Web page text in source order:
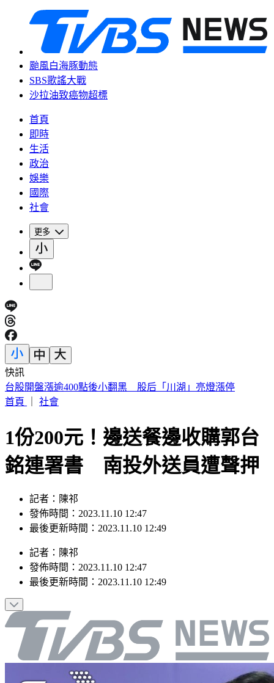
颱風白海豚動態
SBS歌謠大戰
沙拉油致癌物超標
首頁
即時
生活
政治
娛樂
國際
社會
更多
快訊
國1彰化「3車連環撞」！休旅車扭成廢鐵 駕駛受困骨折
首頁
社會
1份200元！邊送餐邊收購郭台
銘連署書 南投外送員遭聲押
記者：陳祁
發佈時間：2023.11.10 12:47
最後更新時間：2023.11.10 12:49
記者 ： 陳祁
發佈時間： 2023.11.10 12:47
最後更新時間： 2023.11.10 12:49